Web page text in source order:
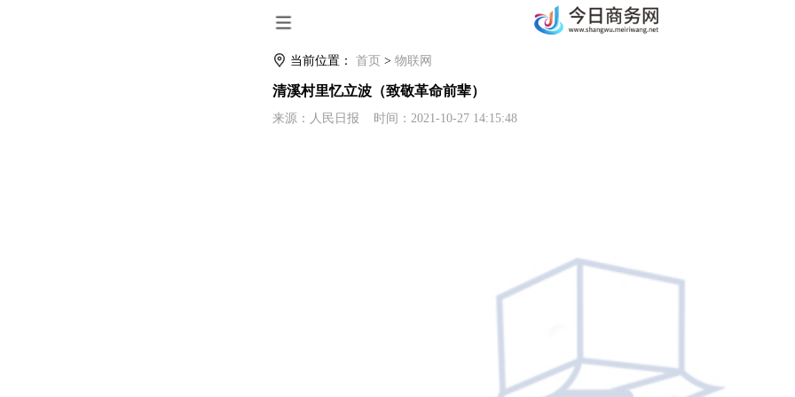
当前位置： 首页 > 物联网
清溪村里忆立波（致敬革命前辈）
来源：人民日报 时间：2021-10-27 14:15:48